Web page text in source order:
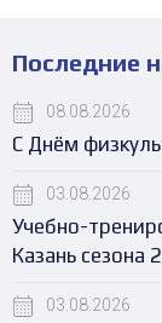
Последние
08.08.2026
С Днём
03.08.2026
Учебно-
Казань сезона
03.08.2026